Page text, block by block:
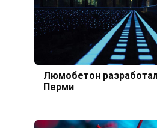
Люмобетон
Перми